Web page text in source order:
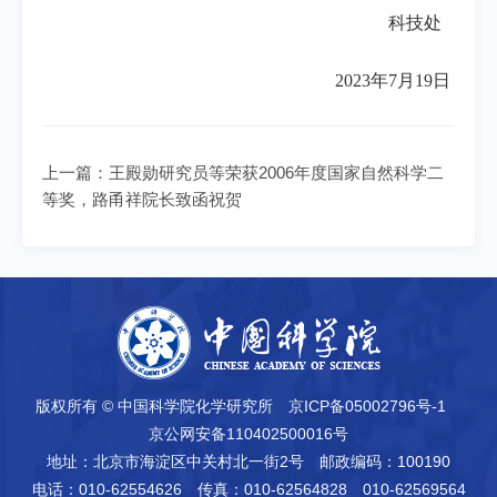
科技处
2023年7月 19日
上一篇： 王殿勋研究员等荣获2006年度国家自然科学二
等奖，路甬祥院长致函祝贺
版权所有 © 中国科学院化学研究所
京ICP备05002796号-1
京公网安备110402500016号
地址：北京市海淀区中关村北一街2号
邮政编码：100190
电话：010-62554626
传真：010-62564828 010-62569564